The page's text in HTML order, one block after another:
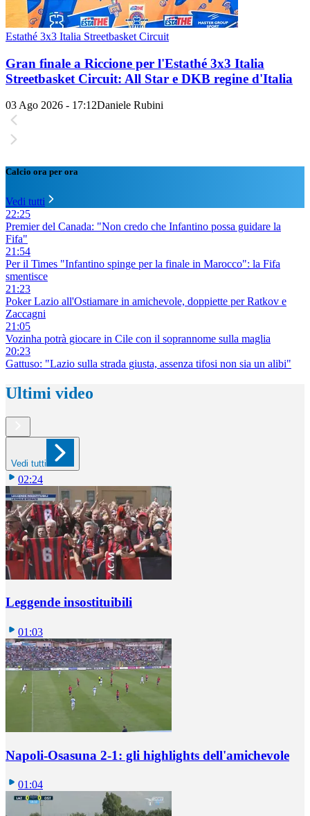
Estathé 3x3 Italia Streetbasket Circuit
Gran finale a Riccione per l'Estathé 3x3 Italia
Streetbasket Circuit: All Star e DKB regine d'Italia
03 Ago 2026 - 17:12Daniele Rubini
Calcio ora per ora
Vedi tutti
22:25
Premier del Canada: "Non credo che Infantino possa guidare la
Fifa"
21:54
Per il Times "Infantino spinge per la finale in Marocco": la Fifa
smentisce
21:23
Poker Lazio all'Ostiamare in amichevole, doppiette per Ratkov e
Zaccagni
21:05
Vozinha potrà giocare in Cile con il soprannome sulla maglia
20:23
Gattuso: "Lazio sulla strada giusta, assenza tifosi non sia un alibi"
Ultimi video
Vedi tutti
02:24
Leggende insostituibili
01:03
Napoli-Osasuna 2-1: gli highlights dell'amichevole
01:04